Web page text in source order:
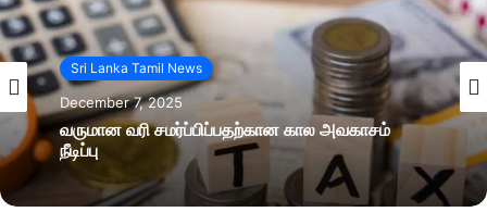
Sri Lanka Tamil News
December 7, 2025
வருமான வரி சமர்ப்பிப்பதற்கான கால அவகாசம்
நீடிப்பு